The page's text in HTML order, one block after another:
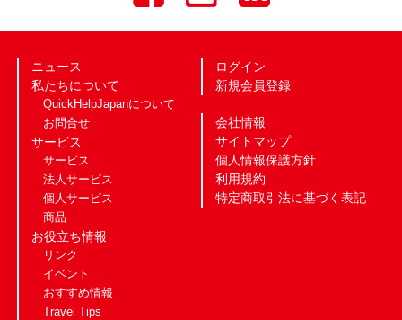
ニュース
私たちについて
QuickHelpJapanについて
お問合せ
サービス
サービス
法人サービス
個人サービス
商品
お役立ち情報
リンク
イベント
おすすめ情報
Travel Tips
ログイン
新規会員登録
会社情報
サイトマップ
個人情報保護方針
利用規約
特定商取引法に基づく表記